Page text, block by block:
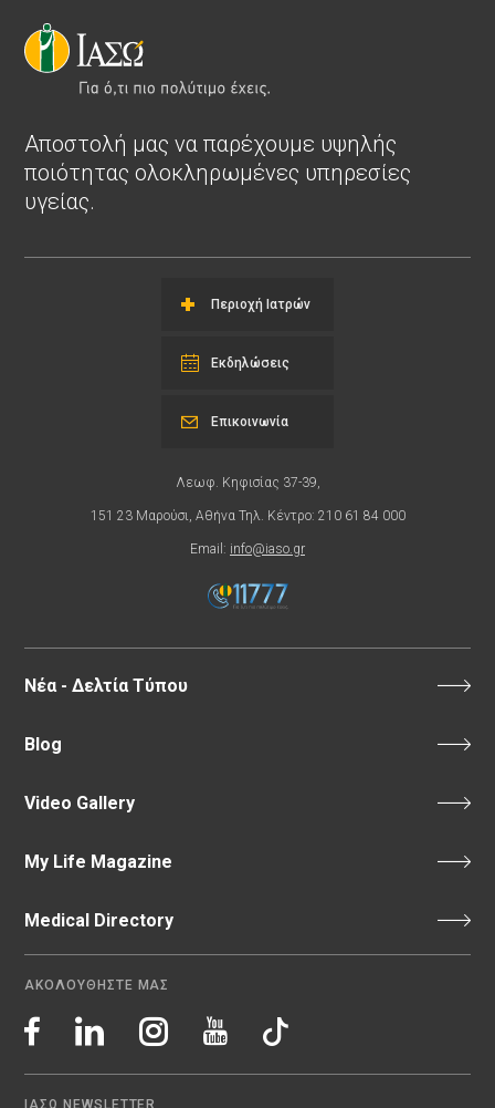
Αποστολή μας να παρέχουμε υψηλής
ποιότητας ολοκληρωμένες υπηρεσίες
υγείας.
Περιοχή Ιατρών
Εκδηλώσεις
Λεωφ. Κηφισίας 37-39,
151 23 Μαρούσι, Αθήνα Τηλ. Κέντρο: 210 61 84 000
Email: info@iaso.gr
Επικοινωνία
Νέα - Δελτία Τύπου
Blog
Video Gallery
My Life Magazine
Medical Directory
ΑΚΟΛΟΥΘΗΣΤΕ ΜΑΣ
ΙΑΣΩ NEWSLETTER